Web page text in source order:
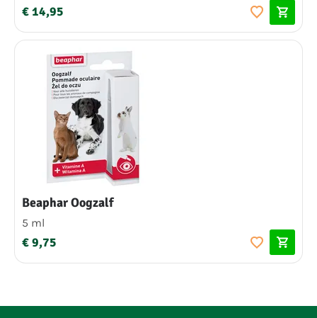
€ 14,95
Beaphar Oogzalf
5 ml
€ 9,75